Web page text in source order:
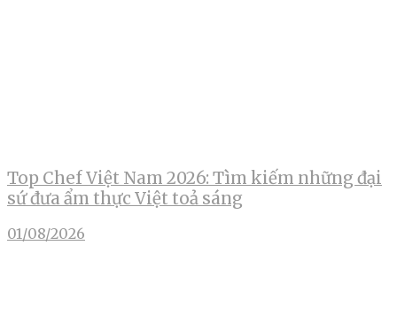
Top Chef Việt Nam 2026: Tìm kiếm những đại
sứ đưa ẩm thực Việt toả sáng
01/08/2026